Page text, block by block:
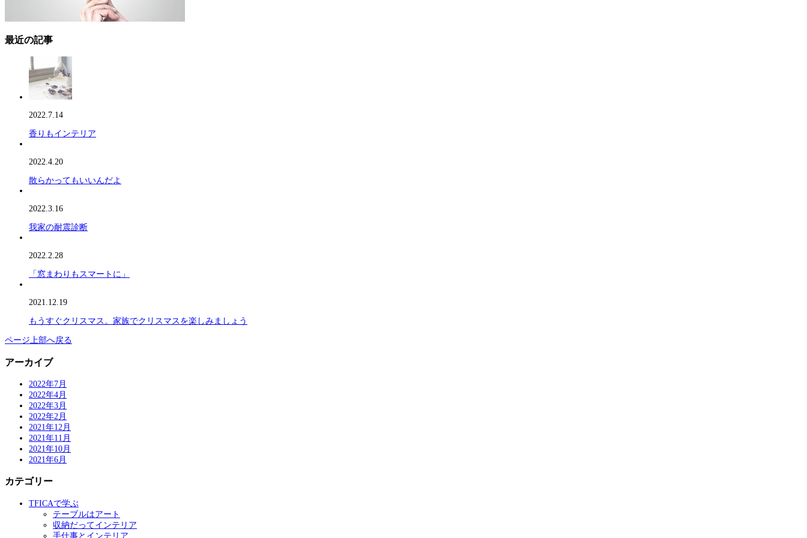
最近の記事
2022.7.14
香りもインテリア
2022.4.20
散らかってもいいんだよ
2022.3.16
我家の耐震診断
2022.2.28
「窓まわりもスマートに」
2021.12.19
もうすぐクリスマス。家族でクリスマスを楽しみましょう
ページ上部へ戻る
アーカイブ
2022年7月
2022年4月
2022年3月
2022年2月
2021年12月
2021年11月
2021年10月
2021年6月
カテゴリー
TFICAで学ぶ
テーブルはアート
収納だってインテリア
手仕事とインテリア